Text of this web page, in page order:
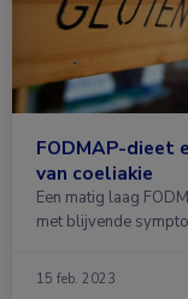
FODMAP-dieet
van coeliakie
Een matig laag
met blijvende
15 feb. 2023